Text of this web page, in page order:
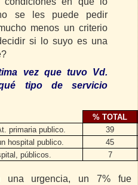
se les puede pedir
menos un criterio
si lo suyo es una
vez que tuvo Vd.
tipo de servicio
% TOTAL
primaria publico.
39
hospital publico.
45
públicos.
7
una urgencia, un 7% fue